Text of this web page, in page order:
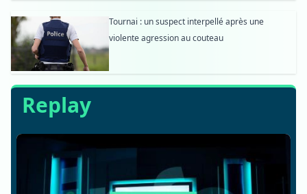
Tournai : un suspect interpellé après une
violente agression au couteau
Replay